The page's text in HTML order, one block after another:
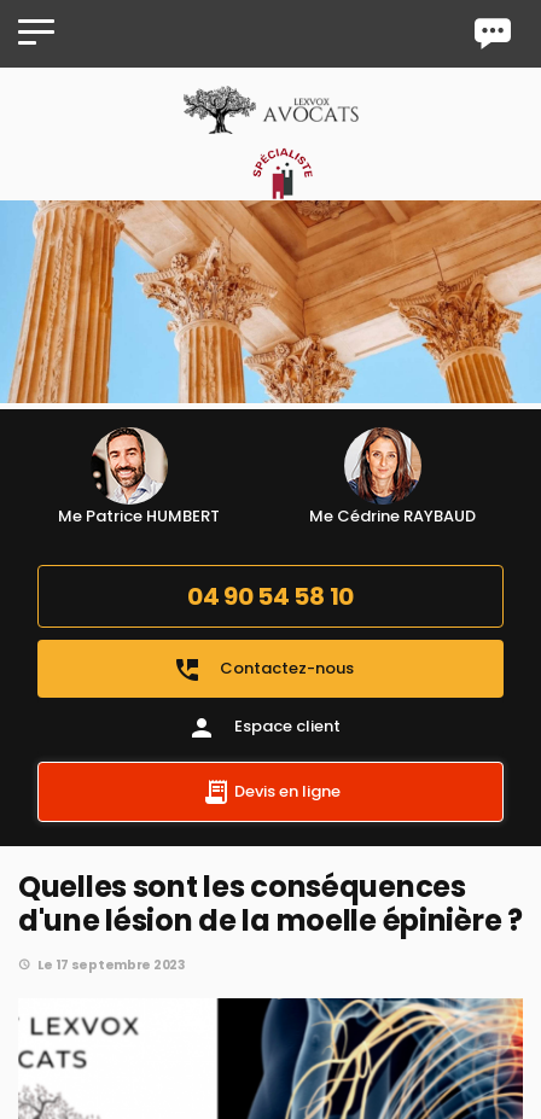
Me Patrice HUMBERT Me Cédrine RAYBAUD
04 90 54 58 10
perm_phone_msg Contactez-nous
person Espace client
Devis en ligne
Quelles sont les conséquences
d'une lésion de la moelle épinière ?
Le 17 septembre 2023